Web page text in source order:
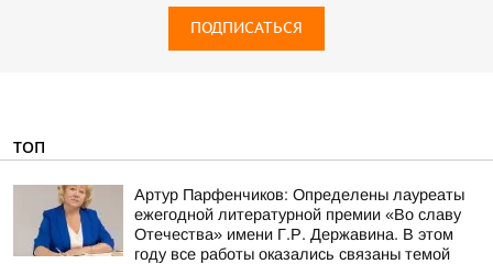
ПОДПИСАТЬСЯ
ТОП
Артур Парфенчиков: Определены лауреаты
ежегодной литературной премии «Во славу
Отечества» имени Г.Р. Державина. В этом
году все работы оказались связаны темой